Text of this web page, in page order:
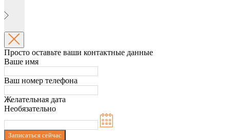
Просто оставьте ваши контактные данные
Ваше имя
Ваш номер телефона
Желательная дата
Необязательно
Записаться сейчас